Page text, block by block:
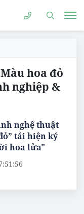
hoa đỏ
nghiệp &
nghệ thuật
tái hiện ký
hoa lửa"